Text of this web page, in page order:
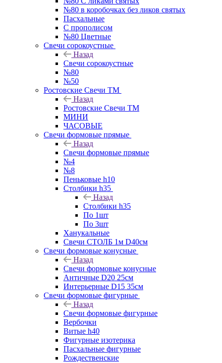
№80 в коробочках без ликов святых
Пасхальные
С прополисом
№80 Цветные
Свечи сорокоустные
Назад
Свечи сорокоустные
№80
№50
Ростовские Свечи ТМ
Назад
Ростовские Свечи ТМ
МИНИ
ЧАСОВЫЕ
Свечи формовые прямые
Назад
Свечи формовые прямые
№4
№8
Пеньковые h10
Столбики h35
Назад
Столбики h35
По 1шт
По 3шт
Ханукальные
Свечи СТОЛБ 1м D40см
Свечи формовые конусные
Назад
Свечи формовые конусные
Античные D20 25см
Интерьерные D15 35см
Свечи формовые фигурные
Назад
Свечи формовые фигурные
Вербочки
Витые h40
Фигурные изотерика
Пасхальные фигурные
Рождественские